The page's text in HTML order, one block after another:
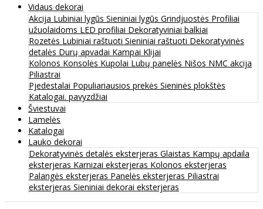
Vidaus dekorai
Akcija Lubiniai lygūs Sieniniai lygūs Grindjuostės Profiliai
užuolaidoms LED profiliai Dekoratyviniai balkiai
Rozetės Lubiniai raštuoti Sieniniai raštuoti Dekoratyvinės
detalės Durų apvadai Kampai Klijai
Kolonos Konsolės Kupolai Lubų panelės Nišos NMC akcija
Piliastrai
Pjedestalai Populiariausios prekės Sieninės plokštės
Katalogai. pavyzdžiai
Šviestuvai
Lamelės
Katalogai
Lauko dekorai
Dekoratyvinės detalės eksterjeras Glaistas Kampų apdaila
eksterjeras Karnizai eksterjeras Kolonos eksterjeras
Palangės eksterjeras Panelės eksterjeras Piliastrai
eksterjeras Sieniniai dekorai eksterjeras